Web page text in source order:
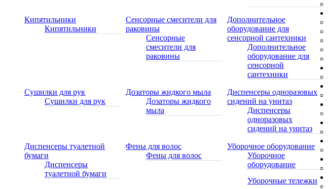
Кипятильники
Кипятильники
Сенсорные смесители для
раковины
Сенсорные
смесители для
раковины
Дополнительное
оборудование для
сенсорной сантехники
Дополнительное
оборудование для
сенсорной
сантехники
Сушилки для рук
Сушилки для рук
Дозаторы жидкого мыла
Дозаторы жидкого
мыла
Диспенсеры одноразовых
сидений на унитаз
Диспенсеры
одноразовых
сидений на унитаз
Диспенсеры туалетной
бумаги
Диспенсеры
туалетной бумаги
Фены для волос
Фены для волос
Уборочное оборудование
Уборочное
оборудование
Уборочные тележки